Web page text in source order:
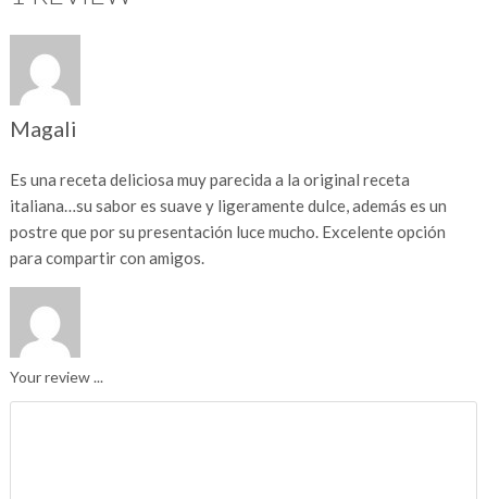
Magali
Es una receta deliciosa muy parecida a la original receta
italiana…su sabor es suave y ligeramente dulce, además es un
postre que por su presentación luce mucho. Excelente opción
para compartir con amigos.
Your review ...